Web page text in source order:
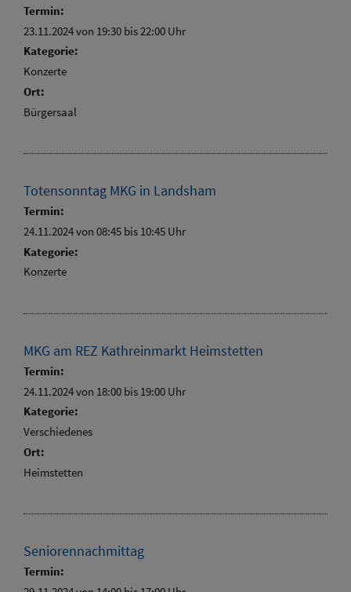
Termin:
23.11.2024 von 19:30 bis 22:00 Uhr
Kategorie:
Konzerte
Ort:
Bürgersaal
Totensonntag MKG in Landsham
Termin:
24.11.2024 von 08:45 bis 10:45 Uhr
Kategorie:
Konzerte
MKG am REZ Kathreinmarkt Heimstetten
Termin:
24.11.2024 von 18:00 bis 19:00 Uhr
Kategorie:
Verschiedenes
Ort:
Heimstetten
Seniorennachmittag
Termin: